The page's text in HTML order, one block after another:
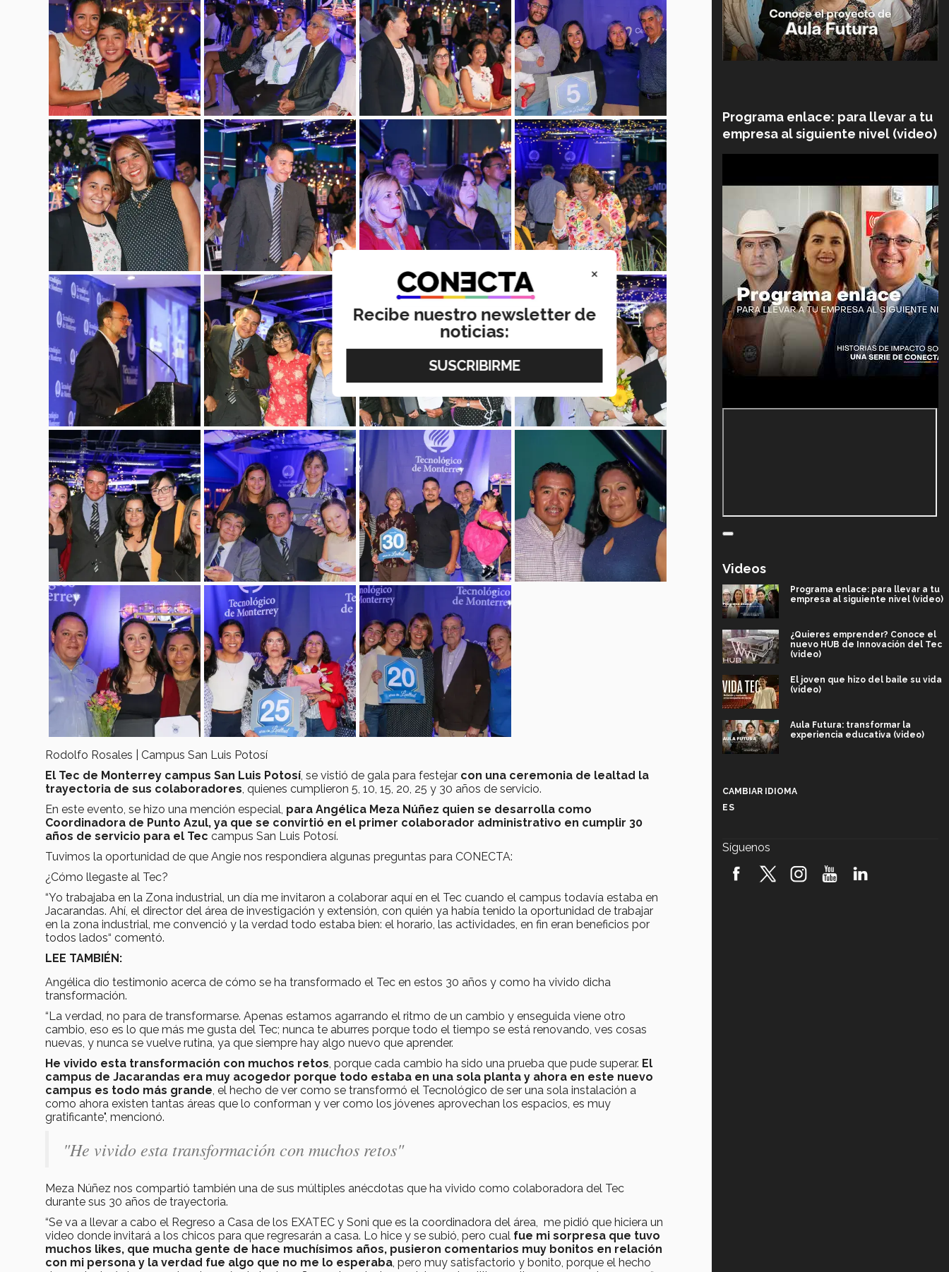
Rodolfo Rosales | Campus San Luis Potosí
El Tec de Monterrey campus San Luis Potosí, se vistió de gala para festejar con una ceremonia de lealtad la
trayectoria de sus colaboradores, quienes cumplieron 5, 10, 15, 20, 25 y 30 años de servicio.
En este evento, se hizo una mención especial, para Angélica Meza Núñez quien se desarrolla como
Coordinadora de Punto Azul, ya que se convirtió en el primer colaborador administrativo en cumplir 30
años de servicio para el Tec campus San Luis Potosí.
Tuvimos la oportunidad de que Angie nos respondiera algunas preguntas para CONECTA:
¿Cómo llegaste al Tec?
“Yo trabajaba en la Zona industrial, un día me invitaron a colaborar aquí en el Tec cuando el campus todavía estaba en
Jacarandas. Ahí, el director del área de investigación y extensión, con quién ya había tenido la oportunidad de trabajar
en la zona industrial, me convenció y la verdad todo estaba bien: el horario, las actividades, en fin eran beneficios por
todos lados“ comentó.
LEE TAMBIÉN:
Angélica dio testimonio acerca de cómo se ha transformado el Tec en estos 30 años y como ha vivido dicha
transformación.
“La verdad, no para de transformarse. Apenas estamos agarrando el ritmo de un cambio y enseguida viene otro
cambio, eso es lo que más me gusta del Tec; nunca te aburres porque todo el tiempo se está renovando, ves cosas
nuevas, y nunca se vuelve rutina, ya que siempre hay algo nuevo que aprender.
He vivido esta transformación con muchos retos, porque cada cambio ha sido una prueba que pude superar. El
campus de Jacarandas era muy acogedor porque todo estaba en una sola planta y ahora en este nuevo
campus es todo más grande, el hecho de ver como se transformó el Tecnológico de ser una sola instalación a
como ahora existen tantas áreas que lo conforman y ver como los jóvenes aprovechan los espacios, es muy
gratificante", mencionó.
"He vivido esta transformación con muchos retos"
Meza Núñez nos compartió también una de sus múltiples anécdotas que ha vivido como colaboradora del Tec
durante sus 30 años de trayectoria.
“Se va a llevar a cabo el Regreso a Casa de los EXATEC y Soni que es la coordinadora del área, me pidió que hiciera un
video donde invitará a los chicos para que regresarán a casa. Lo hice y se subió, pero cual fue mi sorpresa que tuvo
muchos likes, que mucha gente de hace muchísimos años, pusieron comentarios muy bonitos en relación
con mi persona y la verdad fue algo que no me lo esperaba, pero muy satisfactorio y bonito, porque el hecho
Programa enlace: para llevar a tu
empresa al siguiente nivel (video)
Videos
Programa enlace: para llevar a tu
empresa al siguiente nivel (video)
¿Quieres emprender? Conoce el
nuevo HUB de Innovación del Tec
(video)
El joven que hizo del baile su vida
(video)
Aula Futura: transformar la
experiencia educativa (video)
robótica FIRST 2026! (video)
CAMBIAR IDIOMA
ES
Síguenos
×
Recibe nuestro newsletter de
noticias: